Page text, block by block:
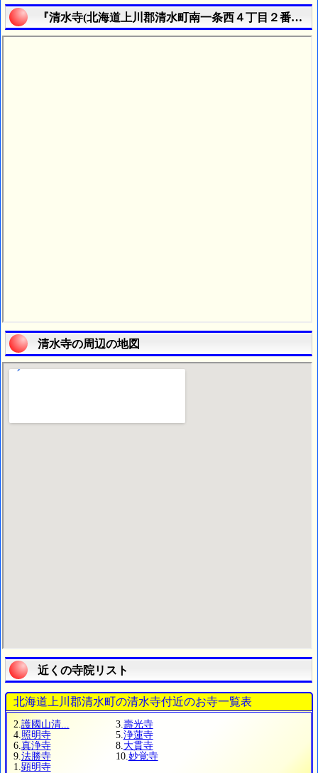
『清水寺(北海道上川郡清水町南一条西４丁目２番地)
清水寺の周辺の地図
近くの寺院リスト
北海道上川郡清水町の清水寺付近のお寺一覧表
2. 護國山清... 3. 壽光寺
4. 照明寺 5. 浄蓮寺
6. 真浄寺 8. 大貫寺
9. 法勝寺 10. 妙覚寺
1. 顕明寺